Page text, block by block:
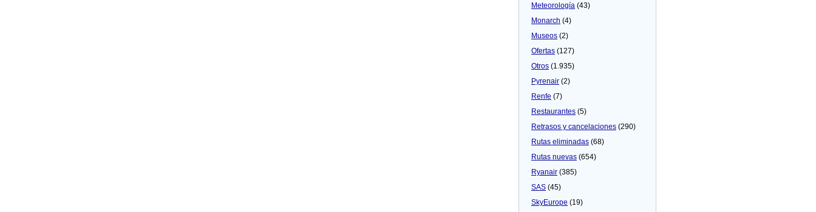
Meteorologí­a (43)
Monarch (4)
Museos (2)
Ofertas (127)
Otros (1.935)
Pyrenair (2)
Renfe (7)
Restaurantes (5)
Retrasos y cancelaciones (290)
Rutas eliminadas (68)
Rutas nuevas (654)
Ryanair (385)
SAS (45)
SkyEurope (19)